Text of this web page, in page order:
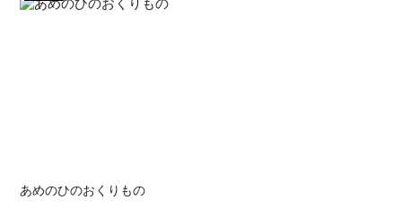
あめのひのおくりもの